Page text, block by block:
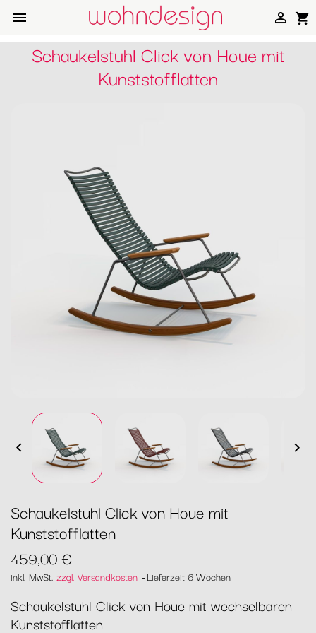
 shopping_cart

Schaukelstuhl Click von Houe mit
Kunststofflatten
 
Schaukelstuhl Click von Houe mit
Kunststofflatten
459,00 €
inkl. MwSt. zzgl. Versandkosten Lieferzeit 6 Wochen
Schaukelstuhl Click von Houe mit wechselbaren
Kunststofflatten